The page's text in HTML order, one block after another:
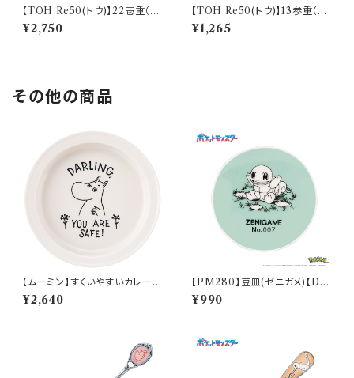
【TOH Re50(トウ)】22壱重（コ
ルクベージュ) O-M32902
¥2,750
【TOH Re50(トウ)】13参重（ク
リーム) O-M33601
¥1,265
その他の商品
【ムーミン】すくいやすいカレー皿
（ムーミン）【MM9000】MM9
001-320
¥2,640
【PM280】豆皿(ゼニガメ)【Dail
y Sketch】PM283-333
¥990